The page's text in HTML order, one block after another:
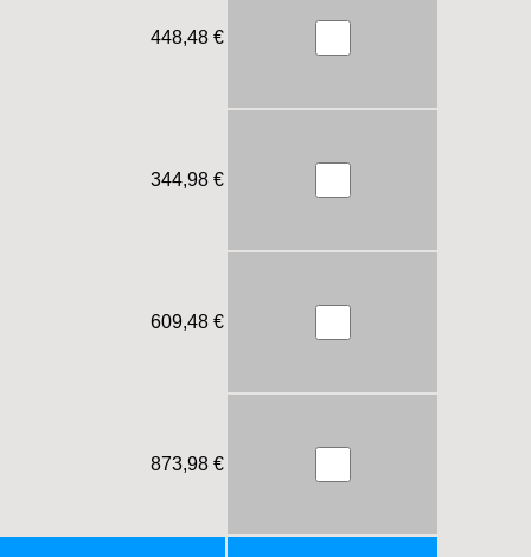
448,48 €
344,98 €
609,48 €
873,98 €